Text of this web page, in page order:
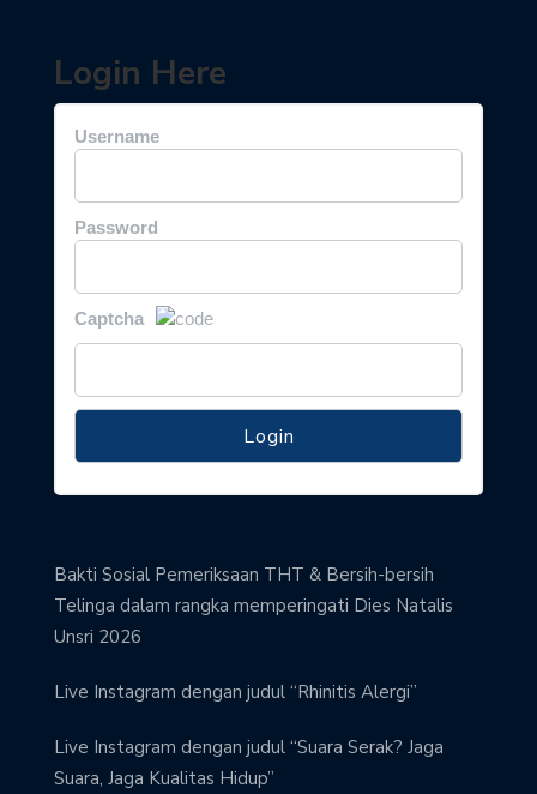
Login Here
Username
Password
Captcha
Bakti Sosial Pemeriksaan THT & Bersih-bersih
Telinga dalam rangka memperingati Dies Natalis
Unsri 2026
Live Instagram dengan judul “Rhinitis Alergi”
Live Instagram dengan judul “Suara Serak? Jaga
Suara, Jaga Kualitas Hidup”